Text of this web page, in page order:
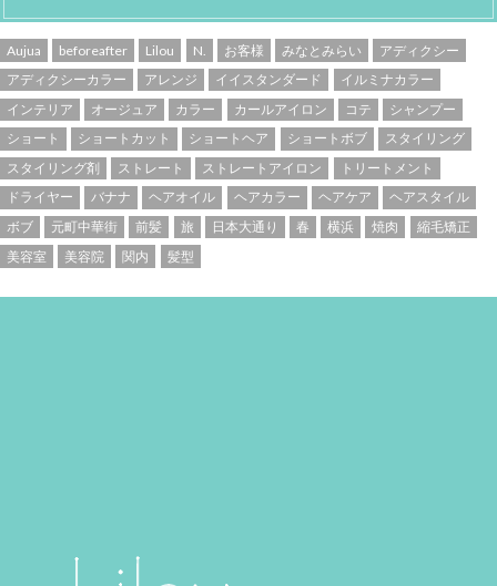
Aujua beforeafter Lilou N. お客様 みなとみらい
アディクシー
アディクシーカラー
アレンジ イイスタンダード
イルミナカラー
インテリア
オージュア カラー カールアイロン コテ
シャンプー
ショート
ショートカット ショートヘア ショートボブ
スタイリング
スタイリング剤
ストレート ストレートアイロン
トリートメント
ドライヤー
バナナ ヘアオイル ヘアカラー ヘアケア
ヘアスタイル
ボブ
元町中華街 前髪 旅 日本大通り 春 横浜 焼肉
縮毛矯正
美容室
美容院 関内 髪型